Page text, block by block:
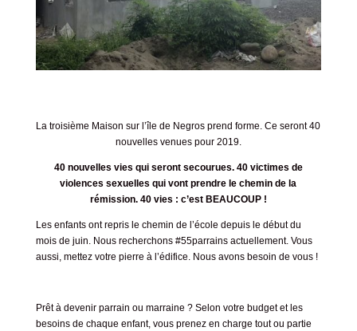
La troisième Maison sur l’île de Negros prend forme. Ce seront 40
nouvelles venues pour 2019.
40 nouvelles vies qui seront secourues. 40 victimes de
violences sexuelles qui vont prendre le chemin de la
rémission. 40 vies : c’est BEAUCOUP !
Les enfants ont repris le chemin de l’école depuis le début du
mois de juin. Nous recherchons #55parrains actuellement. Vous
aussi, mettez votre pierre à l’édifice. Nous avons besoin de vous !
Prêt à devenir parrain ou marraine ? Selon votre budget et les
besoins de chaque enfant, vous prenez en charge tout ou partie